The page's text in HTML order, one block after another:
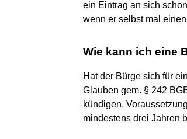
ein Eintrag an sich
wenn er selbst mal
Wie kann ich eine
Hat der Bürge sich für
Glauben gem. § 242
kündigen.
mindestens drei Jahren